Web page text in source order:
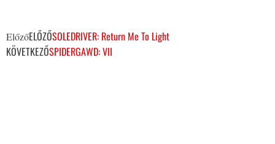
ElőzőELŐZŐSOLEDRIVER: Return Me To Light
KÖVETKEZŐSPIDERGAWD: VII